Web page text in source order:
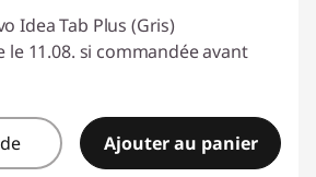
Idea Tab Plus (Gris)
le 11.08. si commandée avant
Ajouter au panier